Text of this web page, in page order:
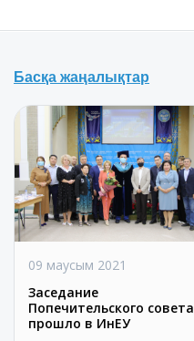
Басқа жаңалықтар
09 маусым 2021
Заседание
Попечительского совета
прошло в ИнЕУ